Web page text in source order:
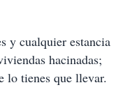
y cualquier estancia
hacinadas;
lo tienes que llevar.